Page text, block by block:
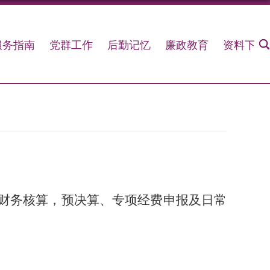
务指南 党群工作 后勤记忆 廉政教育 资料下载
务核算，预决算、专项经费申报及日常